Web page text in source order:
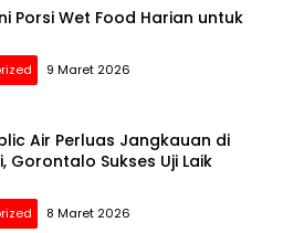
Porsi Wet Food Harian untuk
9 Maret 2026
Air Perluas Jangkauan di
Gorontalo Sukses Uji Laik
8 Maret 2026